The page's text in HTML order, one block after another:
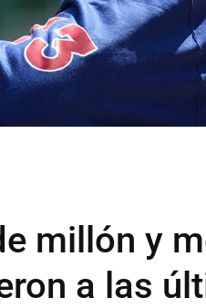
millón y
a las